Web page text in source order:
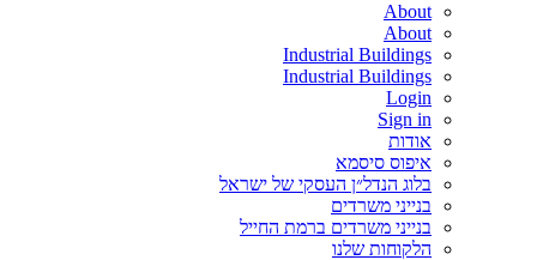
About
About
Industrial Buildings
Industrial Buildings
Login
Sign in
אודות
איפוס סיסמא
בלוג הנדל״ן העסקי של ישראל
בנייני משרדים
בנייני משרדים ברמת החייל
הלקוחות שלנו